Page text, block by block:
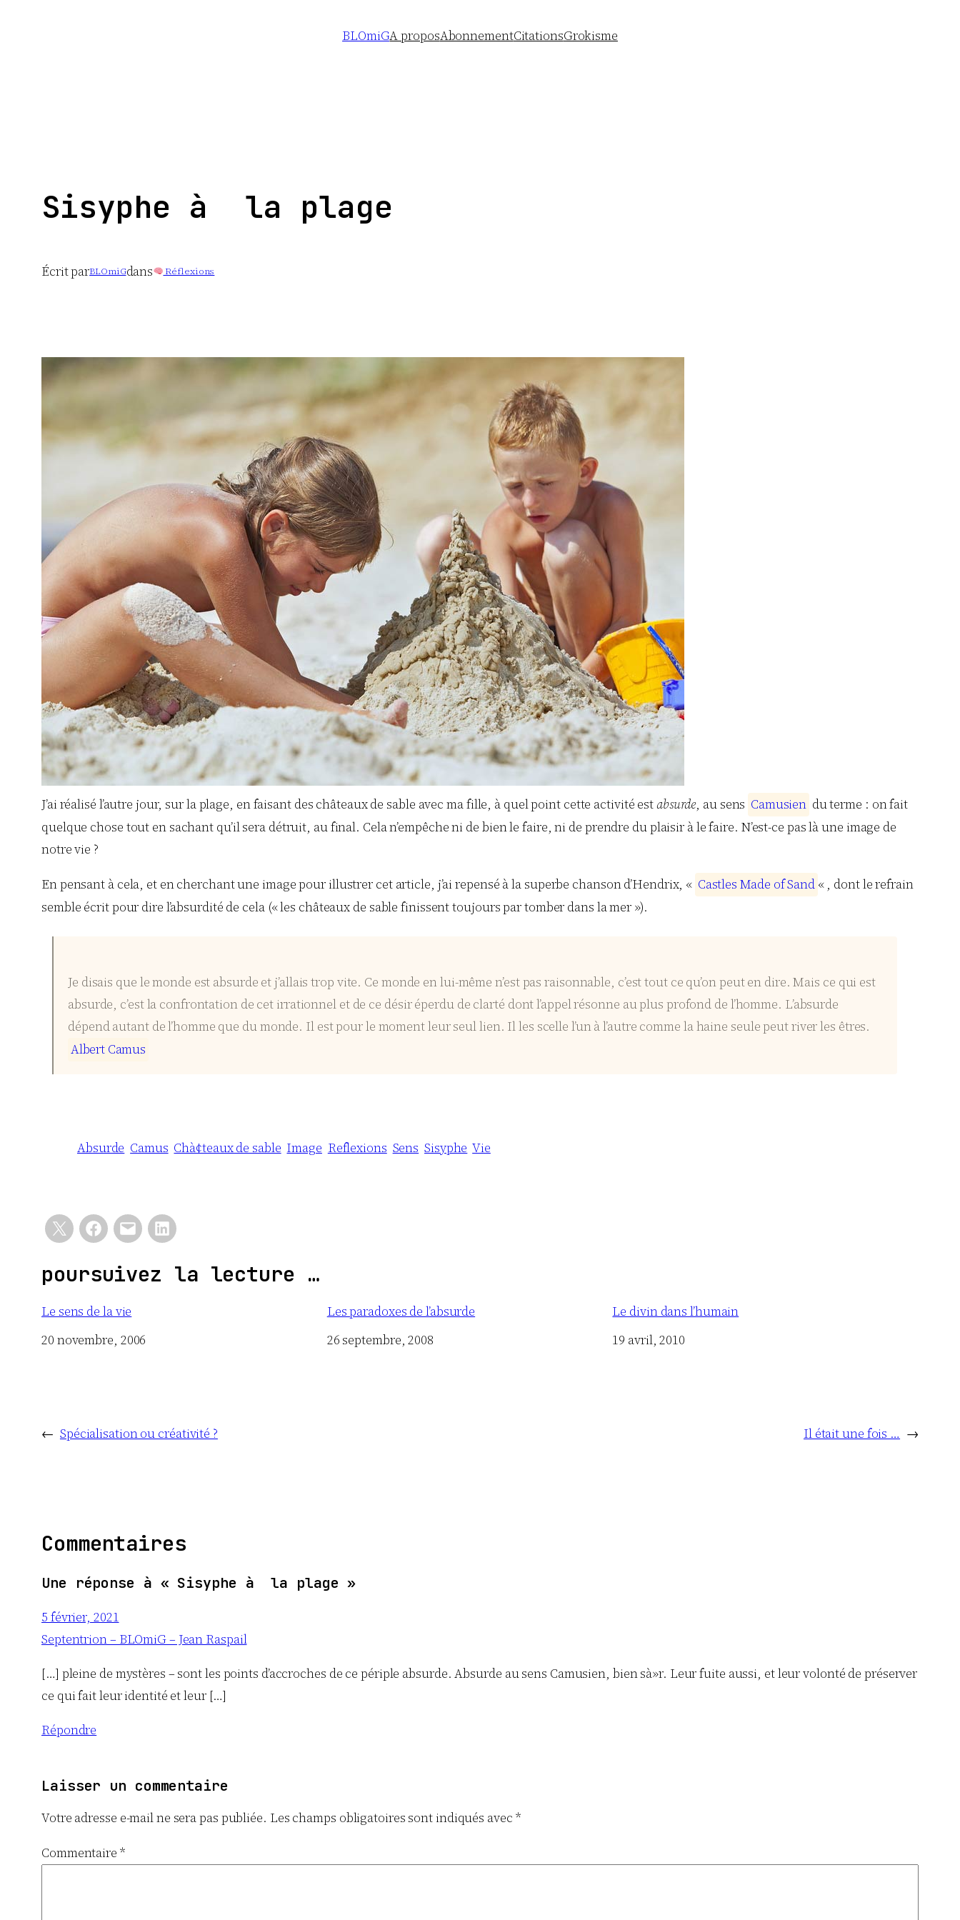
BLOmiGA proposAbonnementCitationsGrokisme
Sisyphe à la plage
Écrit parBLOmiGdans Réflexions
J’ai réalisé l’autre jour, sur la plage, en faisant des châteaux de sable avec ma fille, à quel point cette activité estabsurde, au sens Camusien du terme : on fait
quelque chose tout en sachant qu’il sera détruit, au final. Cela n’empêche ni de bien le faire, ni de prendre du plaisir à le faire. N’est-ce pas là une image de
notre vie ?
En pensant à cela, et en cherchant une image pour illustrer cet article, j’ai repensé à la superbe chanson d’Hendrix, « Castles Made ofSand « , dont le refrain
semble écrit pour dire l’absurdité de cela (« les châteaux de sable finissent toujours par tomber dans la mer »).
Je disais que le monde est absurde et j’allais trop vite. Ce monde en lui-même n’est pas raisonnable, c’est tout ce qu’on peut en dire. Mais ce qui est
absurde, c’est la confrontation de cet irrationnel et de ce désir éperdu de clarté dont l’appel résonne au plus profond de l’homme. L’absurde
dépend autant de l’homme que du monde. Il est pour le moment leur seul lien. Il les scelle l’un à l’autre comme la haine seule peut river les êtres.
Albert Camus
Absurde Camus Chà¢teaux de sable Image Reflexions Sens Sisyphe Vie
poursuivez la lecture …
Le sens de la vie
Date
20 novembre, 2006
Les paradoxes de l’absurde
Date
26 septembre, 2008
Le divin dans l’humain
Date
19 avril, 2010
← Spécialisation ou créativité ? Il était une fois … →
Commentaires
Une réponse à « Sisyphe à la plage »
5 février, 2021
Septentrion – BLOmiG – Jean Raspail
[…] pleine de mystères – sont les points d’accroches de ce périple absurde. Absurde au sens Camusien, bien sà»r. Leur fuite aussi, et leur volonté de préserver
ce qui fait leur identité et leur […]
Répondre
Laisser un commentaire
Votre adresse e-mail ne sera pas publiée. Les champs obligatoires sont indiqués avec *
Commentaire *